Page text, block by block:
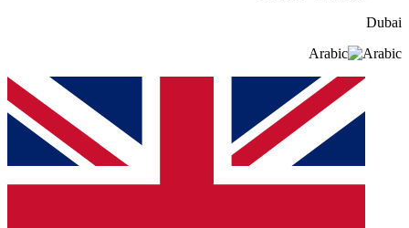
Dubai
Arabic